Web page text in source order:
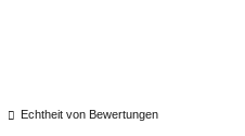
Echtheit von Bewertungen